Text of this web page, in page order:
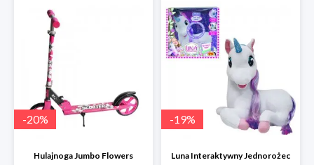
-20%
Hulajnoga Jumbo Flowers
-19%
Luna Interaktywny Jednorożec